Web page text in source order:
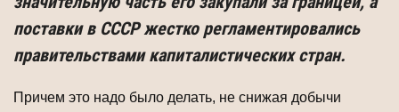
поставки в СССР жестко регламентировались
правительствами капиталистических стран.
Причем это надо было делать, не снижая добычи